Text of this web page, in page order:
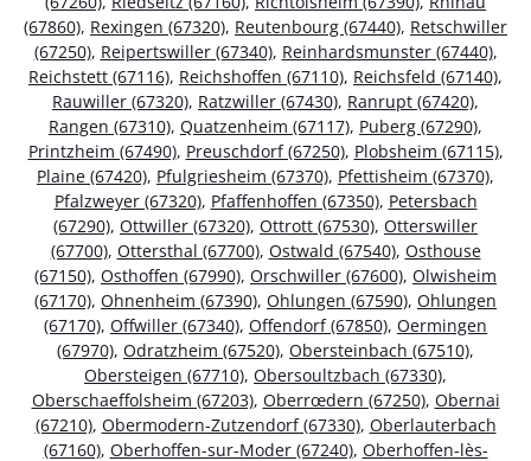
(67860), Rexingen (67320), Reutenbourg (67440), Retschwiller
(67250), Reipertswiller (67340), Reinhardsmunster (67440),
Reichstett (67116), Reichshoffen (67110), Reichsfeld (67140),
Rauwiller (67320), Ratzwiller (67430), Ranrupt (67420),
Rangen (67310), Quatzenheim (67117), Puberg (67290),
Printzheim (67490), Preuschdorf (67250), Plobsheim (67115),
Plaine (67420), Pfulgriesheim (67370), Pfettisheim (67370),
Pfalzweyer (67320), Pfaffenhoffen (67350), Petersbach
(67290), Ottwiller (67320), Ottrott (67530), Otterswiller
(67700), Ottersthal (67700), Ostwald (67540), Osthouse
(67150), Osthoffen (67990), Orschwiller (67600), Olwisheim
(67170), Ohnenheim (67390), Ohlungen (67590), Ohlungen
(67170), Offwiller (67340), Offendorf (67850), Oermingen
(67970), Odratzheim (67520), Obersteinbach (67510),
Obersteigen (67710), Obersoultzbach (67330),
Oberschaeffolsheim (67203), Oberrœdern (67250), Obernai
(67210), Obermodern-Zutzendorf (67330), Oberlauterbach
(67160), Oberhoffen-sur-Moder (67240), Oberhoffen-lès-